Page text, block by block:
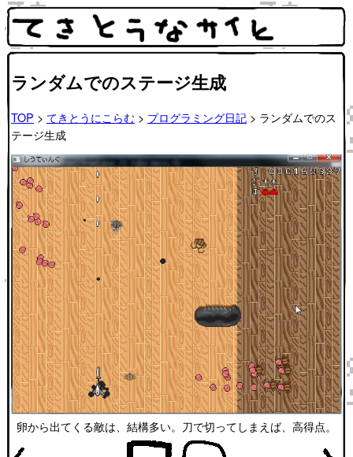
ランダムでのステージ生成
TOP > てきとうにこらむ > プログラミング日記 > ランダムでのス
テージ生成
卵から出てくる敵は、結構多い。刀で切ってしまえば、高得点。